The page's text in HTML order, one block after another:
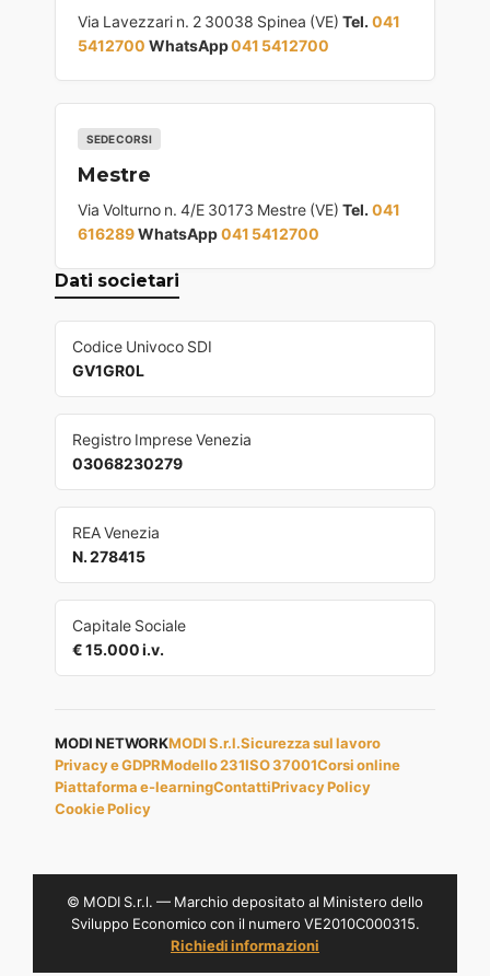
Via Lavezzari n. 2 30038 Spinea (VE) Tel. 041
5412700 WhatsApp041 5412700
SEDE CORSI
Mestre
Via Volturno n. 4/E 30173 Mestre (VE) Tel. 041
616289WhatsApp041 5412700
Dati societari
Codice Univoco SDI
GV1GR0L
Registro Imprese Venezia
03068230279
REA Venezia
N. 278415
Capitale Sociale
€ 15.000 i.v.
MODI NETWORKMODI S.r.l.Sicurezza sul lavoro
Privacy e GDPRModello 231ISO 37001Corsi online
Piattaforma e-learningContattiPrivacy Policy
Cookie Policy
© MODI S.r.l. — Marchio depositato al Ministero dello
Sviluppo Economico con il numero VE2010C000315.
Richiedi informazioni